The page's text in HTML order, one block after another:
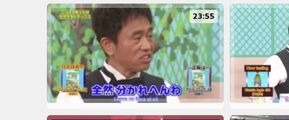
23:55